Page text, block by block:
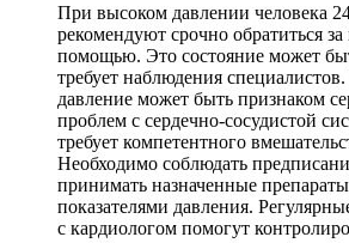
При высоком давлении человека
рекомендуют срочно обратиться
помощью. Это состояние может
требует наблюдения
давление может быть признаком
проблем с сердечно-сосудистой
требует компетентного
Необходимо соблюдать
принимать назначенные препараты
показателями давления.
с кардиологом помогут